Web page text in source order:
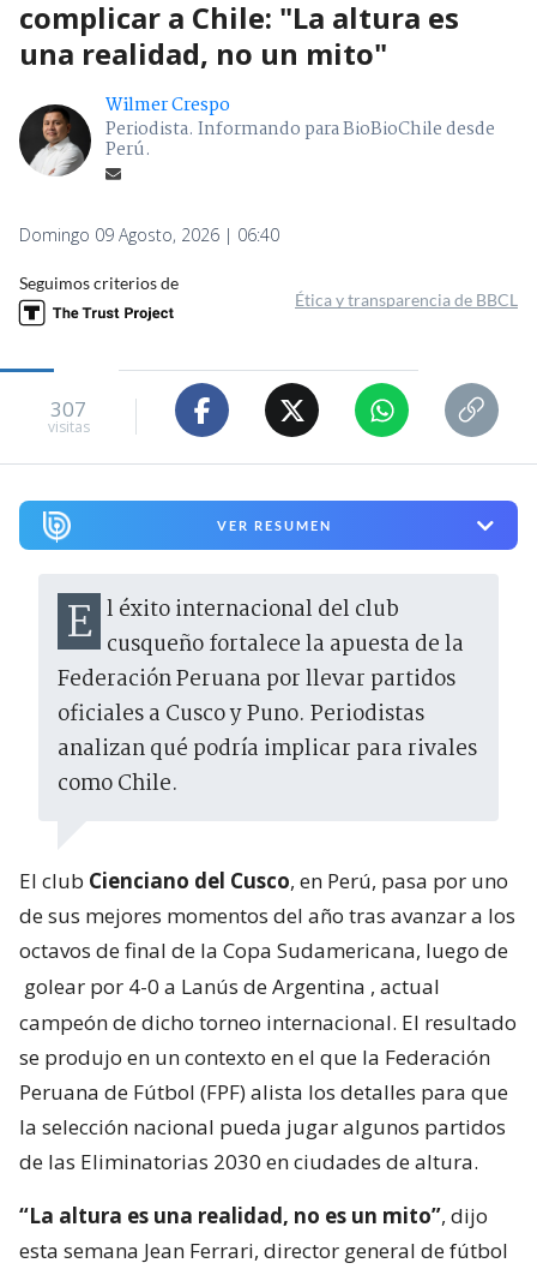
complicar a Chile: "La altura es
una realidad, no un mito"
Wilmer Crespo
Periodista. Informando para BioBioChile desde
Perú.
Domingo 09 Agosto, 2026 | 06:40
Seguimos criterios de
Ética y transparencia de BBCL
307
visitas
VER RESUMEN
El éxito internacional del club cusqueño fortalece la apuesta de la
Federación Peruana por llevar partidos
oficiales a Cusco y Puno. Periodistas
analizan qué podría implicar para rivales
como Chile.
El club Cienciano del Cusco, en Perú, pasa por uno
de sus mejores momentos del año tras avanzar a los
octavos de final de la Copa Sudamericana, luego de
golear por 4-0 a Lanús de Argentina , actual
campeón de dicho torneo internacional. El resultado
se produjo en un contexto en el que la Federación
Peruana de Fútbol (FPF) alista los detalles para que
la selección nacional pueda jugar algunos partidos
de las Eliminatorias 2030 en ciudades de altura.
“La altura es una realidad, no es un mito”, dijo
esta semana Jean Ferrari, director general de fútbol